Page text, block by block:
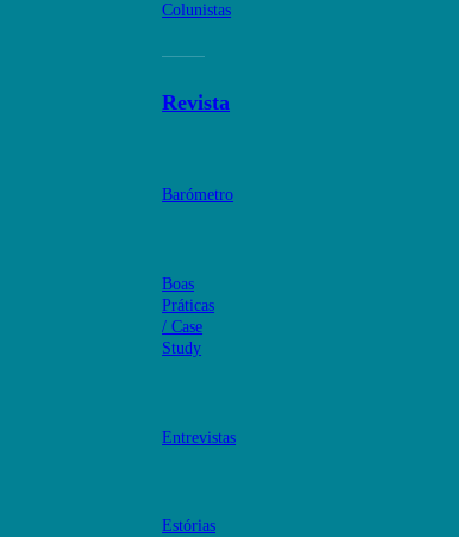
Colunistas
Revista
Barómetro
Boas
Práticas
/ Case
Study
Entrevistas
Estórias